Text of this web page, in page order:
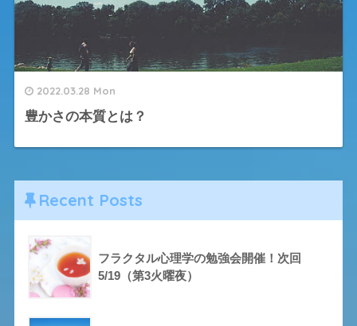
2022.03.28 Mon
豊かさの本質とは？
Recent Posts
フラクタル心理学の勉強会開催！次回
5/19（第3火曜夜）